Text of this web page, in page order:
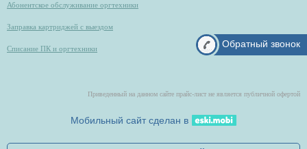
Обратный звонок
Абонентское обслуживание оргтехники
Заправка картриджей с выездом
Списание ПК и оргтехники
Приведенный на данном сайте прайс-лист не является публичной офертой
Мобильный сайт сделан в